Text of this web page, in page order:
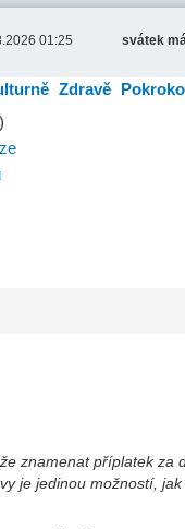
01:25 svátek
Zdravě
znamenat příplatek za
je jedinou možností,